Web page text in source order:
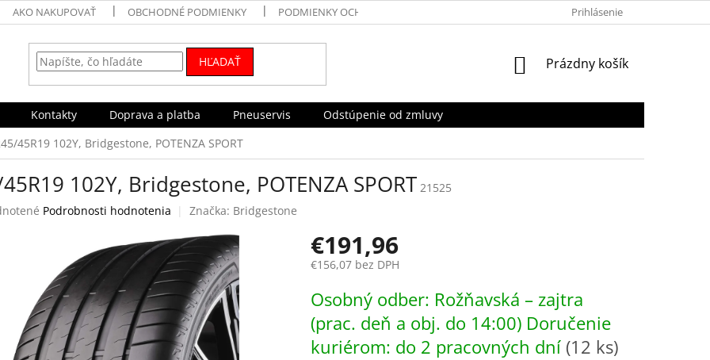
AKO NAKUPOVAŤ OBCHODNÉ PODMIENKY PODMIENKY OCHRANY OSOBNÝCH ÚDAJOV Prihlásenie
HĽADAŤ
NÁKUPNÝ
Prázdny košík
Kontakty Doprava a platba Pneuservis
Odstúpenie od zmluvy
45R19 102Y, Bridgestone, POTENZA SPORT
102Y, Bridgestone, POTENZA SPORT 21525
Podrobnosti hodnotenia Značka: Bridgestone
€191,96
€156,07 bez DPH
cena:
Osobný odber: Rožňavská – zajtra
(prac. deň a obj. do 14:00) Doručenie
kuriérom: do 2 pracovných dní (12 ks)